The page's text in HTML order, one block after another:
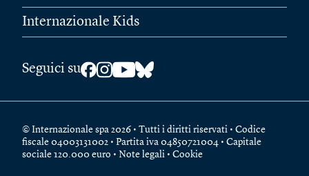
Internazionale Kids
Seguici su
© Internazionale spa 2026 • Tutti i diritti riservati • Codice
fiscale 04003131002 • Partita iva 04850721004 • Capitale
sociale 120.000 euro • Note legali • Cookie